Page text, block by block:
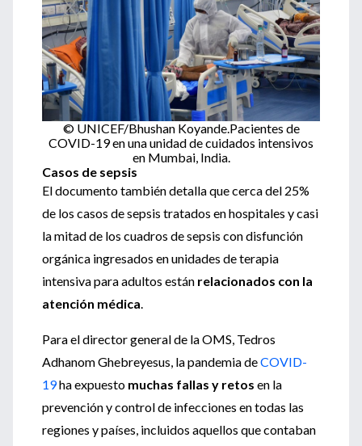
© UNICEF/Bhushan Koyande. Pacientes de
COVID-19 en una unidad de cuidados intensivos
en Mumbai, India.
Casos de sepsis
El documento también detalla que cerca del 25%
de los casos de sepsis tratados en hospitales y casi
la mitad de los cuadros de sepsis con disfunción
orgánica ingresados en unidades de terapia
intensiva para adultos están relacionados con la
atención médica
Para el director general de la OMS, Tedros
Adhanom Ghebreyesus, la pandemia deCOVID-
19ha expuesto muchas fallas y retos en la
prevención y control de infecciones en todas las
regiones y países, incluidos aquellos que contaban